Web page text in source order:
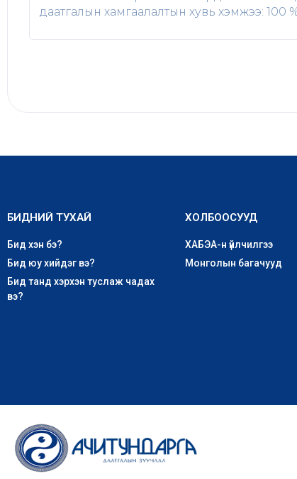
БИДНИЙ ТУХАЙ
Бид хэн бэ?
Бид юу хийдэг вэ?
Бид танд хэрхэн туслаж чадах
вэ?
ХОЛБООСУУД
ХАБЭА-н үйлчилгээ
Монголын багачууд